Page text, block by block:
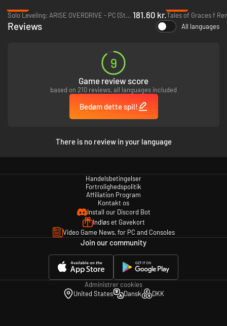
Solo Leveling: ARISE OVERDRIVE - PC (Steam) 181.60 kr.Tales of Graces f
Reviews All languages
9
Game review score
based on 210 reviews, all languages included
Bedøm dette spil!
There is no review in your language
Handelsbetingelser
Fortrolighedspolitik
Affiliation Program
Kontakt os
Install our Discord Bot
Indløs et Gavekort
Video Game News, for PC and Consoles
Join our community
Administrer cookies
United States
Dansk DKK